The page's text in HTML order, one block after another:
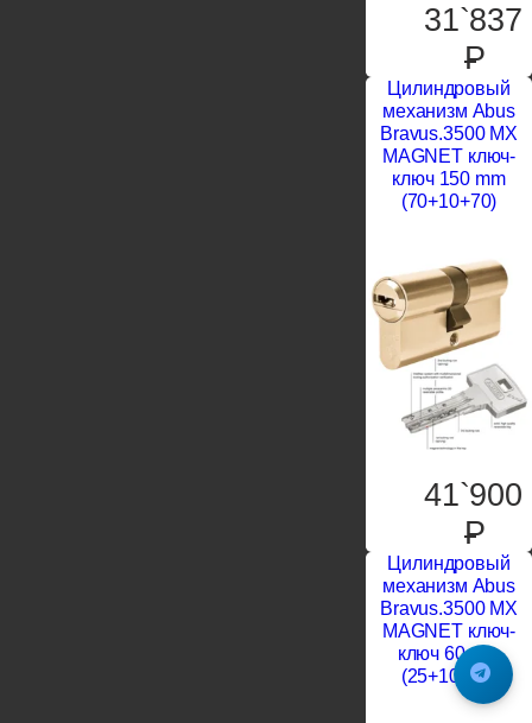
31`837
P
Цилиндровый
механизм Abus
Bravus.3500 MX
MAGNET ключ-
ключ 150 mm
(70+10+70)
41`900
P
Цилиндровый
механизм Abus
Bravus.3500 MX
MAGNET ключ-
ключ 60 mm
(25+10+25)